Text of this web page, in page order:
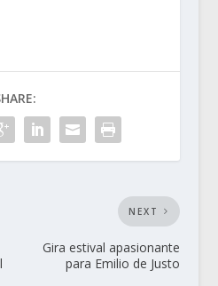
NEXT
Gira estival apasionante
para Emilio de Justo